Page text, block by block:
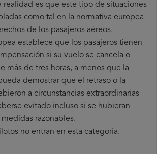
realidad es que este tipo de situaciones
como tal en la normativa europea
de los pasajeros aéreos.
establece que los pasajeros tienen
si su vuelo se cancela o
más de tres horas, a menos que la
demostrar que el retraso o la
a circunstancias extraordinarias
evitado incluso si se hubieran
razonables.
no entran en esta categoría.